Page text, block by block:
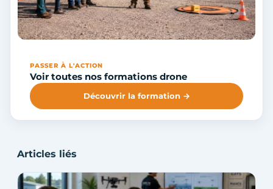
PASSER À L'ACTION
Voir toutes nos formations drone
Découvrir la formation →
Articles liés